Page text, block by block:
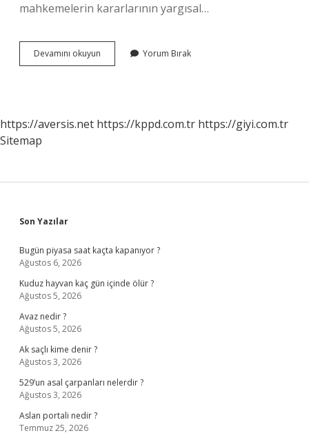
mahkemelerin kararlarının yargısal…
Devamını okuyun Mahkemeler
Kaça
Yorum Bırak
https://aversis.net https://kppd.com.tr https://giyi.com.tr
Sitemap
Sidebar
Son Yazılar
Bugün piyasa saat kaçta kapanıyor ?
Ağustos 6, 2026
Kuduz hayvan kaç gün içinde ölür ?
Ağustos 5, 2026
Avaz nedir ?
Ağustos 5, 2026
Ak saçlı kime denir ?
Ağustos 3, 2026
529’un asal çarpanları nelerdir ?
Ağustos 3, 2026
Aslan portali nedir ?
Temmuz 25, 2026